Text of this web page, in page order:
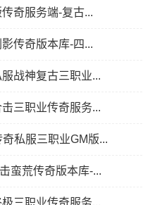
奇服务端-复古...
传奇版本库-四...
战神复古三职业...
三职业传奇服务...
私服三职业GM版...
蛮荒传奇版本库-...
三职业传奇服务...